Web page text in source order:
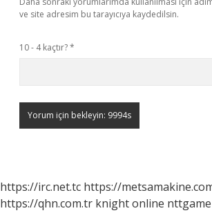
ve site adresim bu tarayıcıya kaydedilsin.
10 - 4 kaçtır?*
https://irc.net.tc https://
https://qhn.com.tr knight online nttgame